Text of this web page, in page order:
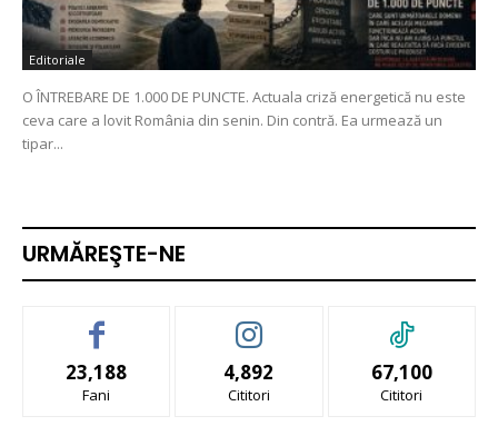
Editoriale
O ÎNTREBARE DE 1.000 DE PUNCTE. Actuala criză energetică nu este
ceva care a lovit România din senin. Din contră. Ea urmează un
tipar...
URMĂREŞTE-NE
23,188
Fani
4,892
Cititori
67,100
Cititori